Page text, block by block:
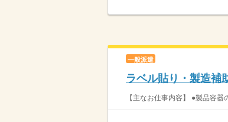
一般派遣
ラベル貼り・製造補
【主なお仕事内容】 ●製品容